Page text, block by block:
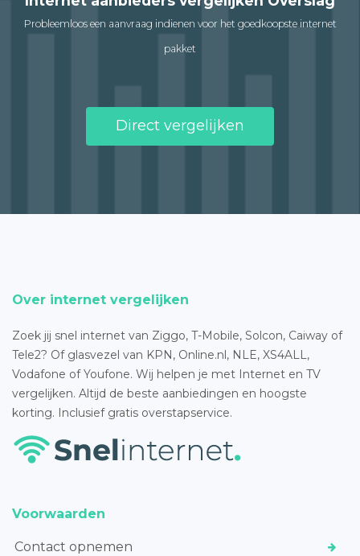
Probleemloos een aanvraag indienen voor het goedkoopste internet
pakket
Direct vergelijken
Over internet vergelijken
Zoek jij snel internet van Ziggo, T-Mobile, Solcon, Caiway of
Tele2? Of glasvezel van KPN, Online.nl, NLE, XS4ALL,
Vodafone of Youfone. Wij helpen je met Internet en TV
vergelijken. Altijd de beste aanbiedingen en hoogste
korting. Inclusief gratis overstapservice.
Voorwaarden
Contact opnemen